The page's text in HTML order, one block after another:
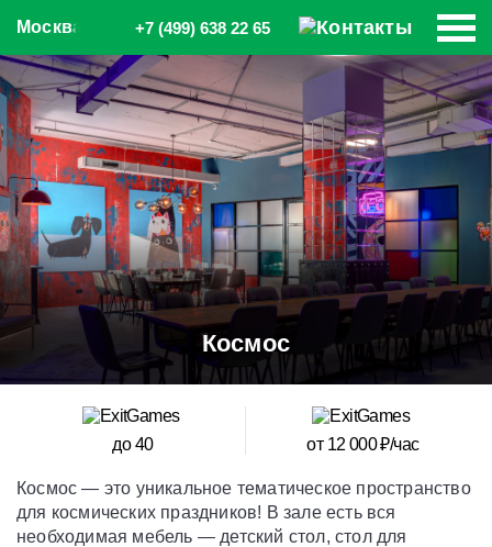
Москва +7 (499) 638 22 65
Космос
до 40 от 12 000 ₽/час
Космос — это уникальное тематическое пространство
для космических праздников! В зале есть вся
необходимая мебель — детский стол, стол для